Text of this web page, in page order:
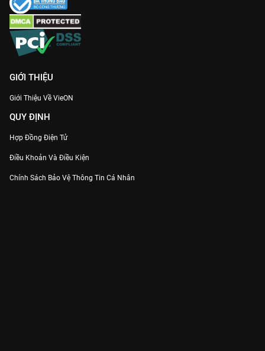
GIỚI THIỆU
Giới Thiệu Về VieON
QUY ĐỊNH
Hợp Đồng Điện Tử
Điều Khoản Và Điều Kiện
Chính Sách Bảo Vệ Thông Tin Cá Nhân